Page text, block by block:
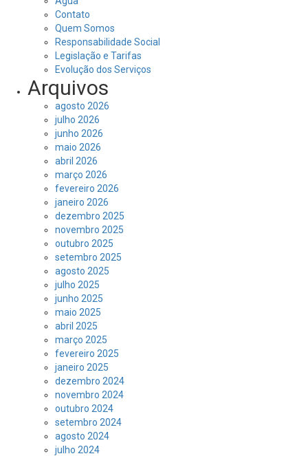
Contato
Quem Somos
Responsabilidade Social
Legislação e Tarifas
Evolução dos Serviços
Arquivos
agosto 2026
julho 2026
junho 2026
maio 2026
abril 2026
março 2026
fevereiro 2026
janeiro 2026
dezembro 2025
novembro 2025
outubro 2025
setembro 2025
agosto 2025
julho 2025
junho 2025
maio 2025
abril 2025
março 2025
fevereiro 2025
janeiro 2025
dezembro 2024
novembro 2024
outubro 2024
setembro 2024
agosto 2024
julho 2024